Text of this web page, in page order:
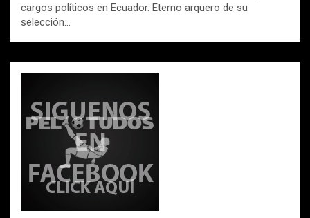
cargos políticos en Ecuador. Eterno arquero de su
selección…